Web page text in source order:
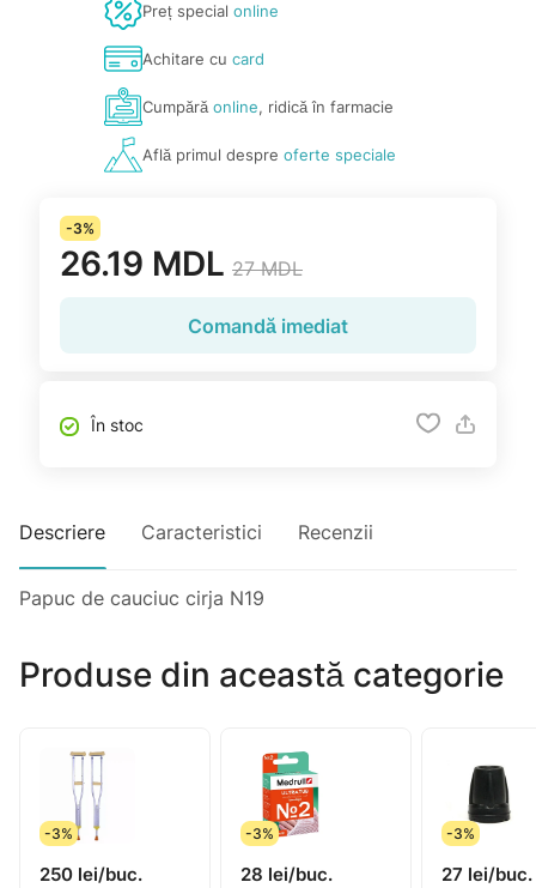
Preț special online
Achitare cu card
Cumpărăonline, ridică în farmacie
Află primul despre oferte speciale
-3%
26.19 MDL 27 MDL
Comandă imediat
În stoc
Descriere Caracteristici Recenzii
Papuc de cauciuc cirja N19
Produse din această categorie
-3%
250 lei/buc.
-3%
28 lei/buc.
-3%
27 lei/buc.